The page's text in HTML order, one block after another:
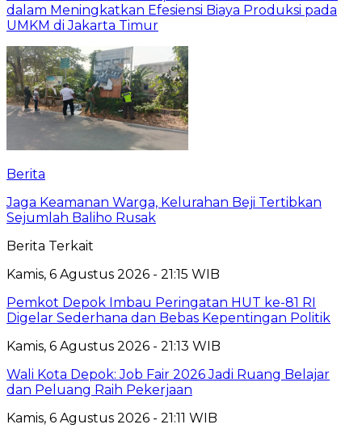
dalam Meningkatkan Efesiensi Biaya Produksi pada
UMKM di Jakarta Timur
Berita
Jaga Keamanan Warga, Kelurahan Beji Tertibkan
Sejumlah Baliho Rusak
Berita Terkait
Kamis, 6 Agustus 2026 - 21:15 WIB
Pemkot Depok Imbau Peringatan HUT ke-81 RI
Digelar Sederhana dan Bebas Kepentingan Politik
Kamis, 6 Agustus 2026 - 21:13 WIB
Wali Kota Depok: Job Fair 2026 Jadi Ruang Belajar
dan Peluang Raih Pekerjaan
Kamis, 6 Agustus 2026 - 21:11 WIB